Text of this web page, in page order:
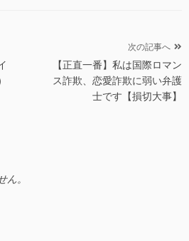
次の記事へ
【正直一番】私は国際ロマン
ス詐欺、恋愛詐欺に弱い弁護
士です【損切大事】
。